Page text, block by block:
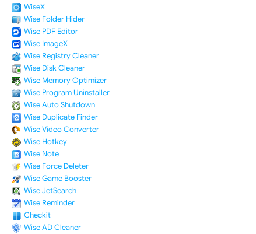
WiseX
Wise Folder Hider
Wise PDF Editor
Wise ImageX
Wise Registry Cleaner
Wise Disk Cleaner
Wise Memory Optimizer
Wise Program Uninstaller
Wise Auto Shutdown
Wise Duplicate Finder
Wise Video Converter
Wise Hotkey
Wise Note
Wise Force Deleter
Wise Game Booster
Wise JetSearch
Wise Reminder
Checkit
Wise AD Cleaner